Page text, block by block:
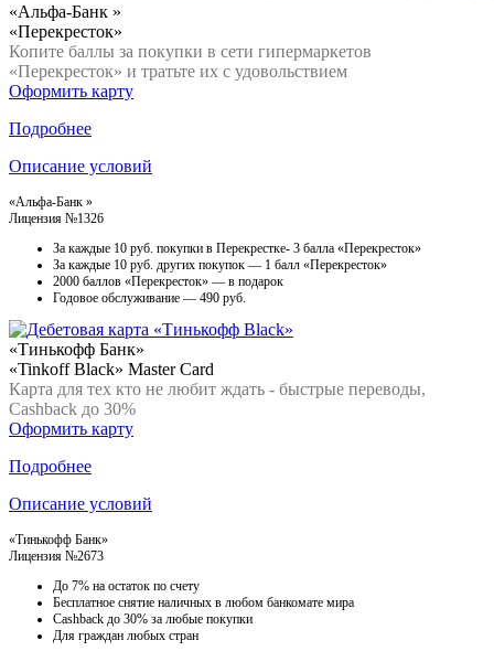
«Альфа-Банк »
«Перекресток»
Копите баллы за покупки в сети гипермаркетов
«Перекресток» и тратьте их с удовольствием
Оформить карту
Подробнее
Описание условий
«Альфа-Банк »
Лицензия №1326
За каждые 10 руб. покупки в Перекрестке- 3 балла «Перекресток»
За каждые 10 руб. других покупок — 1 балл «Перекресток»
2000 баллов «Перекресток» — в подарок
Годовое обслуживание — 490 руб.
«Тинькофф Банк»
«Tinkoff Black» Master Card
Карта для тех кто не любит ждать - быстрые переводы,
Cashback до 30%
Оформить карту
Подробнее
Описание условий
«Тинькофф Банк»
Лицензия №2673
До 7% на остаток по счету
Бесплатное снятие наличных в любом банкомате мира
Cashback до 30% за любые покупки
Для граждан любых стран